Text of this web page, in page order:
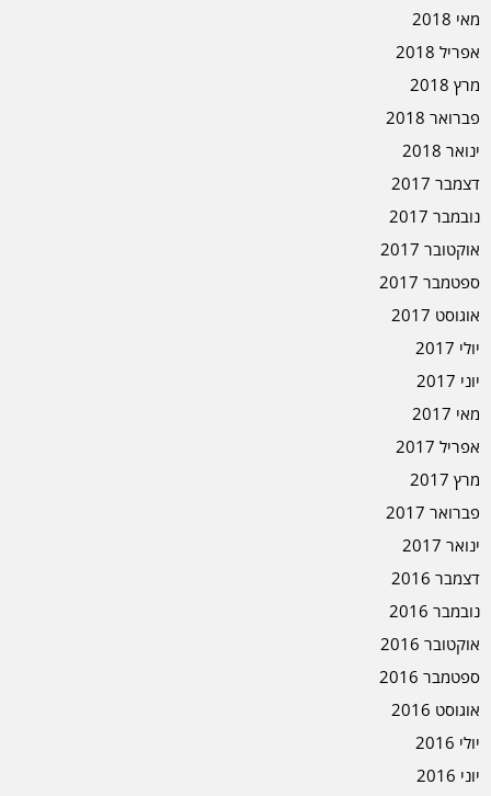
מאי 2018
אפריל 2018
מרץ 2018
פברואר 2018
ינואר 2018
דצמבר 2017
נובמבר 2017
אוקטובר 2017
ספטמבר 2017
אוגוסט 2017
יולי 2017
יוני 2017
מאי 2017
אפריל 2017
מרץ 2017
פברואר 2017
ינואר 2017
דצמבר 2016
נובמבר 2016
אוקטובר 2016
ספטמבר 2016
אוגוסט 2016
יולי 2016
יוני 2016